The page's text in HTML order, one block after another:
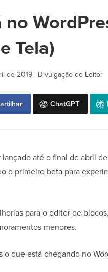
Tela)
de 2019 | Divulgação do Leitor
ChatGPT
até o final de abril
o primeiro beta para
para o editor de
menores.
o que está chegando no